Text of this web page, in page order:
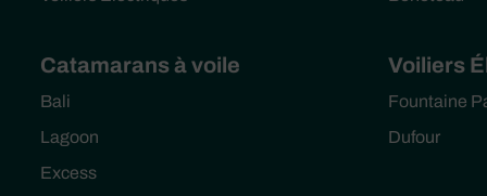
Catamarans à voile
Bali
Lagoon
Excess
Voiliers
Fountaine
Dufour